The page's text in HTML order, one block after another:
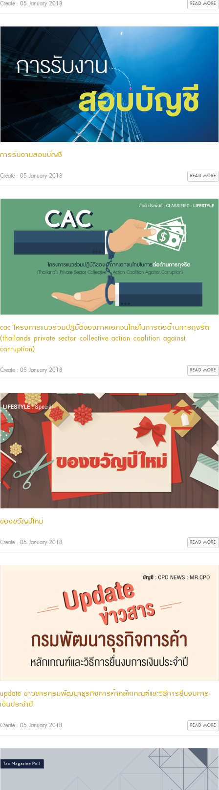
Create : 05 January 2018 READ MORE
การรับงานสอบบัญชี
Create : 05 January 2018 READ MORE
cac โครงการแนวร่วมปฏิบัติของภาคเอกชนไทยในการต่อต้านการทุจริต
(thailands private sector collective action coalition against
corruption)
Create : 05 January 2018 READ MORE
ของขวัญปีใหม่
Create : 05 January 2018 READ MORE
update ข่าวสารกรมพัฒนาธุรกิจการค้าหลักเกณฑ์และวิธีการยื่นงบการ
เงินประจำปี
Create : 05 January 2018 READ MORE